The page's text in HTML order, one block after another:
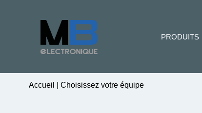
Accueil Choisissez votre équipe
PRODUITS